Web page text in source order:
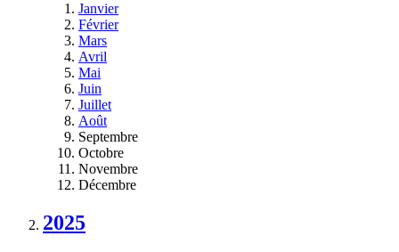
Janvier
Février
Mars
Avril
Mai
Juin
Juillet
Août
Septembre
Octobre
Novembre
Décembre
2025